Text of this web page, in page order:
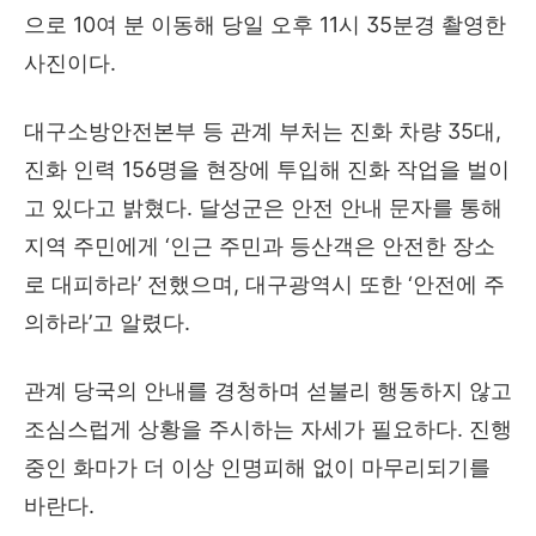
으로 10여 분 이동해 당일 오후 11시 35분경 촬영한
사진이다.
대구소방안전본부 등 관계 부처는 진화 차량 35대,
진화 인력 156명을 현장에 투입해 진화 작업을 벌이
고 있다고 밝혔다. 달성군은 안전 안내 문자를 통해
지역 주민에게 ‘인근 주민과 등산객은 안전한 장소
로 대피하라’ 전했으며 , 대구광역시 또한 ‘안전에 주
의하라’고 알렸다.
관계 당국의 안내를 경청하며 섣불리 행동하지 않고
조심스럽게 상황을 주시하는 자세가 필요하다. 진행
중인 화마가 더 이상 인명피해 없이 마무리되기를
바란다.